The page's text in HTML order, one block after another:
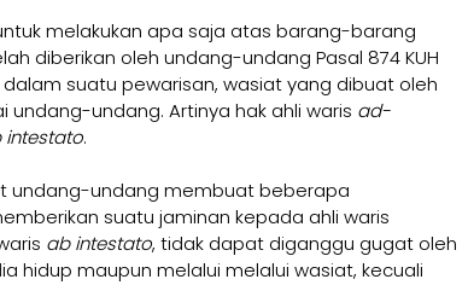
melakukan apa saja atas barang-barang
diberikan oleh undang-undang Pasal 874 KUH
suatu pewarisan, wasiat yang dibuat oleh
undang. Artinya hak ahli waris ad-
intestato.
undang-undang membuat beberapa
suatu jaminan kepada ahli waris
ab intestato, tidak dapat diganggu gugat oleh
hidup maupun melalui melalui wasiat, kecuali